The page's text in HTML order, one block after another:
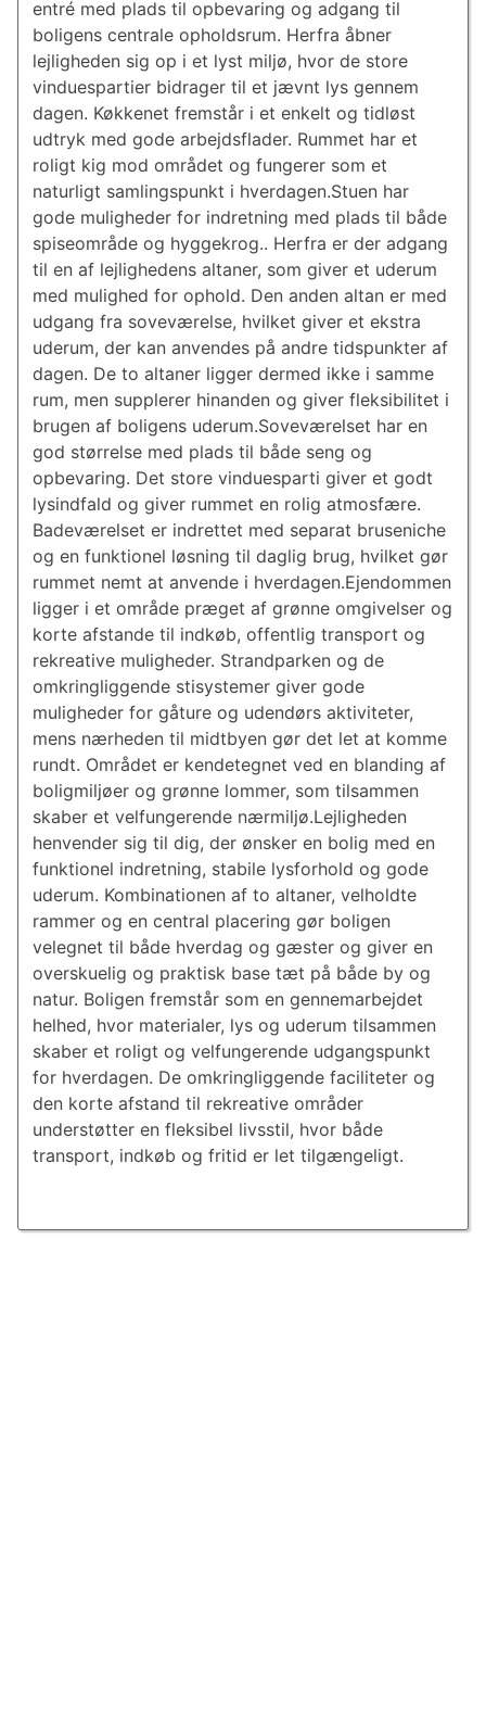
entré med plads til opbevaring og adgang til
boligens centrale opholdsrum. Herfra åbner
lejligheden sig op i et lyst miljø, hvor de store
vinduespartier bidrager til et jævnt lys gennem
dagen. Køkkenet fremstår i et enkelt og tidløst
udtryk med gode arbejdsflader. Rummet har et
roligt kig mod området og fungerer som et
naturligt samlingspunkt i hverdagen.Stuen har
gode muligheder for indretning med plads til både
spiseområde og hyggekrog.. Herfra er der adgang
til en af lejlighedens altaner, som giver et uderum
med mulighed for ophold. Den anden altan er med
udgang fra soveværelse, hvilket giver et ekstra
uderum, der kan anvendes på andre tidspunkter af
dagen. De to altaner ligger dermed ikke i samme
rum, men supplerer hinanden og giver fleksibilitet i
brugen af boligens uderum.Soveværelset har en
god størrelse med plads til både seng og
opbevaring. Det store vinduesparti giver et godt
lysindfald og giver rummet en rolig atmosfære.
Badeværelset er indrettet med separat bruseniche
og en funktionel løsning til daglig brug, hvilket gør
rummet nemt at anvende i hverdagen.Ejendommen
ligger i et område præget af grønne omgivelser og
korte afstande til indkøb, offentlig transport og
rekreative muligheder. Strandparken og de
omkringliggende stisystemer giver gode
muligheder for gåture og udendørs aktiviteter,
mens nærheden til midtbyen gør det let at komme
rundt. Området er kendetegnet ved en blanding af
boligmiljøer og grønne lommer, som tilsammen
skaber et velfungerende nærmiljø.Lejligheden
henvender sig til dig, der ønsker en bolig med en
funktionel indretning, stabile lysforhold og gode
uderum. Kombinationen af to altaner, velholdte
rammer og en central placering gør boligen
velegnet til både hverdag og gæster og giver en
overskuelig og praktisk base tæt på både by og
natur. Boligen fremstår som en gennemarbejdet
helhed, hvor materialer, lys og uderum tilsammen
skaber et roligt og velfungerende udgangspunkt
for hverdagen. De omkringliggende faciliteter og
den korte afstand til rekreative områder
understøtter en fleksibel livsstil, hvor både
transport, indkøb og fritid er let tilgængeligt.